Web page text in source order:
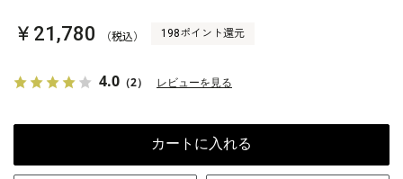
￥21,780 （税込） 198ポイント還元
4.0 （2） レビューを見る
カートに入れる